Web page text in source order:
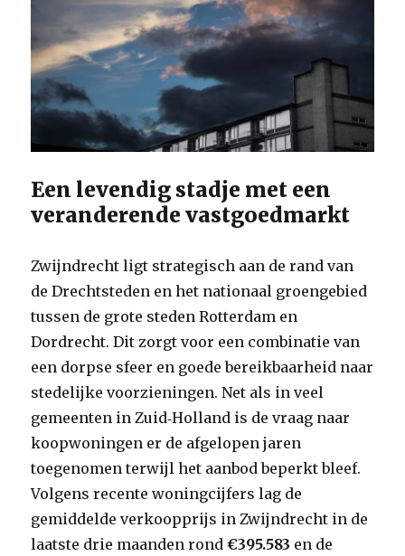
Een levendig stadje met een
veranderende vastgoedmarkt
Zwijndrecht ligt strategisch aan de rand van
de Drechtsteden en het nationaal groengebied
tussen de grote steden Rotterdam en
Dordrecht. Dit zorgt voor een combinatie van
een dorpse sfeer en goede bereikbaarheid naar
stedelijke voorzieningen. Net als in veel
gemeenten in Zuid‑Holland is de vraag naar
koopwoningen er de afgelopen jaren
toegenomen terwijl het aanbod beperkt bleef.
Volgens recente woningcijfers lag de
gemiddelde verkoopprijs in Zwijndrecht in de
laatste drie maanden rond€395.583 en de